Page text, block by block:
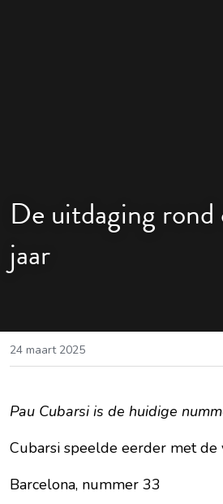
De uitdaging rond
jaar
24 maart 2025
Pau Cubarsi is de huidige
Cubarsi speelde eerder met
Barcelona, nummer 33